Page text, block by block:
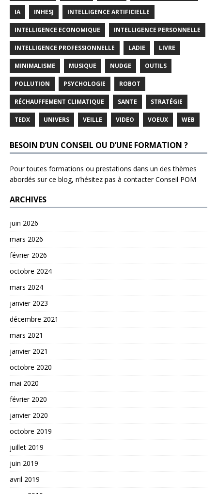
IA INHESJ INTELLIGENCE ARTIFICIELLE
INTELLIGENCE ECONOMIQUE INTELLIGENCE PERSONNELLE
INTELLIGENCE PROFESSIONNELLE LADIE LIVRE
MINIMALISME MUSIQUE NUDGE OUTILS
POLLUTION PSYCHOLOGIE ROBOT
RÉCHAUFFEMENT CLIMATIQUE SANTE STRATÉGIE
TEDX UNIVERS VEILLE VIDEO VOEUX WEB
BESOIN D’UN CONSEIL OU D’UNE FORMATION ?
Pour toutes formations ou prestations dans un des thèmes
abordés sur ce blog, n’hésitez pas à contacterConseil POM
ARCHIVES
juin 2026
mars 2026
février 2026
octobre 2024
mars 2024
janvier 2023
décembre 2021
mars 2021
janvier 2021
octobre 2020
mai 2020
février 2020
janvier 2020
octobre 2019
juillet 2019
juin 2019
avril 2019